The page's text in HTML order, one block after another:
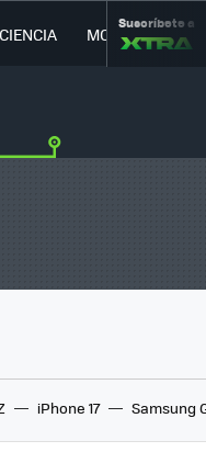
CIENCIA MOVILIDAD
Suscríbete a
iPhone 17 Samsung